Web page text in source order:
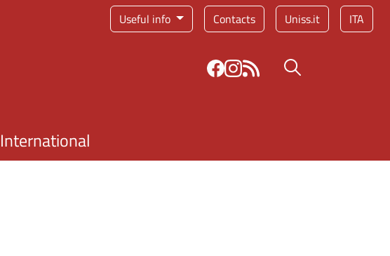
Useful info Service menu
Contacts Uniss.it ITA
Search button
International